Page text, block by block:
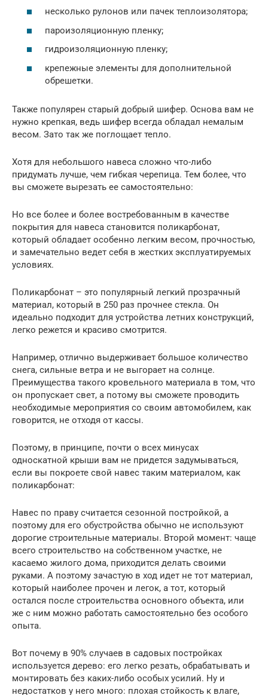
несколько рулонов или пачек теплоизолятора;
пароизоляционную пленку;
гидроизоляционную пленку;
крепежные элементы для дополнительной
обрешетки.
Также популярен старый добрый шифер. Основа вам не
нужно крепкая, ведь шифер всегда обладал немалым
весом. Зато так же поглощает тепло.
Хотя для небольшого навеса сложно что-либо
придумать лучше, чем гибкая черепица. Тем более, что
вы сможете вырезать ее самостоятельно:
Но все более и более востребованным в качестве
покрытия для навеса становится поликарбонат,
который обладает особенно легким весом, прочностью,
и замечательно ведет себя в жестких эксплуатируемых
условиях.
Поликарбонат – это популярный легкий прозрачный
материал, который в 250 раз прочнее стекла. Он
идеально подходит для устройства летних конструкций,
легко режется и красиво смотрится.
Например, отлично выдерживает большое количество
снега, сильные ветра и не выгорает на солнце.
Преимущества такого кровельного материала в том, что
он пропускает свет, а потому вы сможете проводить
необходимые мероприятия со своим автомобилем, как
говорится, не отходя от кассы.
Поэтому, в принципе, почти о всех минусах
односкатной крыши вам не придется задумываться,
если вы покроете свой навес таким материалом, как
поликарбонат:
Навес по праву считается сезонной постройкой, а
поэтому для его обустройства обычно не используют
дорогие строительные материалы. Второй момент: чаще
всего строительство на собственном участке, не
касаемо жилого дома, приходится делать своими
руками. А поэтому зачастую в ход идет не тот материал,
который наиболее прочен и легок, а тот, который
остался после строительства основного объекта, или
же с ним можно работать самостоятельно без особого
опыта.
Вот почему в 90% случаев в садовых постройках
используется дерево: его легко резать, обрабатывать и
монтировать без каких-либо особых усилий. Ну и
недостатков у него много: плохая стойкость к влаге,